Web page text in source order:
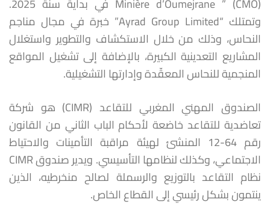
وتمتلك “Ayrad Group Limited” خبرة في مجال مناجم
النحاس، وذلك من خلال الاستكشاف والتطوير واستغلال
المشاريع التعدينية الكبيرة، بالإضافة إلى تشغيل المواقع
المنجمية للنحاس المعقّدة وإدارتها التشغيلية.
الصندوق المهني المغربي للتقاعد (CIMR) هو شركة
تعاضدية للتقاعد خاضعة لأحكام الباب الثاني من القانون
رقم 64-12 المنشئ لهيئة مراقبة التأمينات والاحتياط
الاجتماعي، وكذلك لنظامها التأسيسي. ويدير صندوق CIMR
نظام التقاعد بالتوزيع والرسملة لصالح منخرطيه، الذين
ينتمون بشكل رئيسي إلى القطاع الخاص.